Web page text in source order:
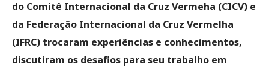
do Comitê Internacional da Cruz Vermeha (CICV) e
da Federação Internacional da Cruz Vermelha
(IFRC) trocaram experiências e conhecimentos,
discutiram os desafios para seu trabalho em